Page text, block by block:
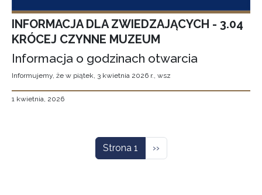
INFORMACJA DLA ZWIEDZAJĄCYCH - 3.04
KRÓCEJ CZYNNE MUZEUM
Informacja o godzinach otwarcia
Informujemy, że w piątek, 3 kwietnia 2026 r., wsz
1 kwietnia, 2026
Strona 1 Następna strona
››